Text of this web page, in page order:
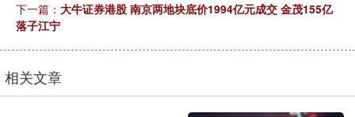
下一篇： 大牛证券港股 南京两地块底价1994亿元成交 金茂155亿
落子江宁
相关文章